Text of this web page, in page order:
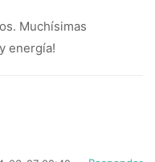
Muchísimas
energía!